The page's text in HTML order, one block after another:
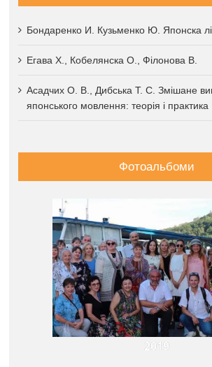
Бондаренко И. Кузьменко Ю. Японска
Егава Х., Кобелянска О., Філонова В.
Асадчих О. В., Дибська Т. С. Змішане
японського мовлення: теорія і практика
Фотоальбоми
2019